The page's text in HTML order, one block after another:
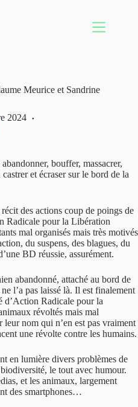
Meurice et Sandrine
2024
bouffer, massacrer,
et écraser sur le bord de la
des actions coup de poings de
Radicale pour la Libération
mal organisés mais très motivés
du suspens, des blagues, du
BD réussie, assurément.
abandonné, attaché au bord de
l’a pas laissé là. Il est finalement
Radicale pour la
révoltés mais mal
leur nom qui n’en est pas vraiment
une révolte contre les humains.
en lumière divers problèmes de
le tout avec humour.
et les animaux, largement
des smartphones…